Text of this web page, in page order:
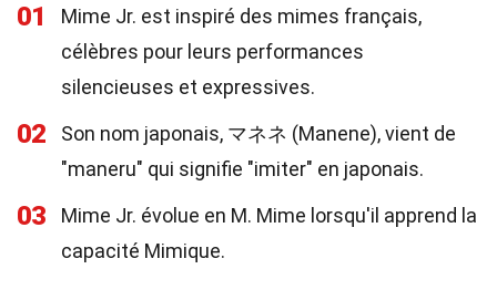
01
Mime Jr. est inspiré des mimes français,
célèbres pour leurs performances
silencieuses et expressives.
02
Son nom japonais, マネネ (Manene), vient de
"maneru" qui signifie "imiter" en japonais.
03
Mime Jr. évolue en M. Mime lorsqu'il apprend la
capacité Mimique.